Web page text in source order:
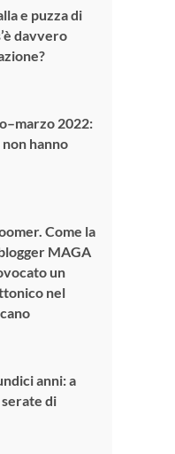
e puzza di
davvero
2022:
hanno
Come la
MAGA
un
nel
anni: a
di